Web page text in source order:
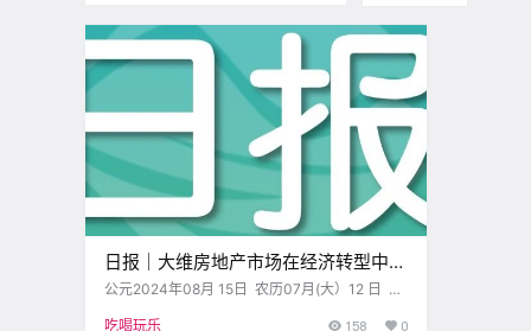
日报｜大维房地产市场在经济转型中保
持稳定！来看看这个清理温岛海岸线的
公元2024年08月 15日 农历07月(大）12 日 星
吃喝玩乐 158 0